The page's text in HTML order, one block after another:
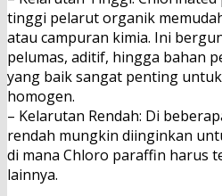
tinggi pelarut organik
atau campuran kimia. Ini
pelumas, aditif, hingga bahan
yang baik sangat penting
homogen.
– Kelarutan Rendah: Di
rendah mungkin diinginkan
di mana Chloro paraffin harus
lainnya.